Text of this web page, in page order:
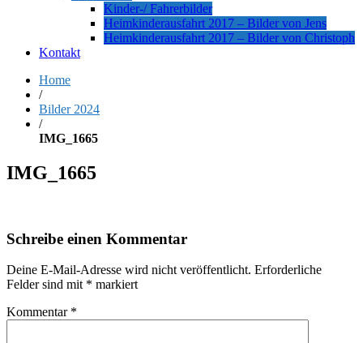
Kinder-/ Fahrerbilder
Heimkinderausfahrt 2017 – Bilder von Jens
Heimkinderausfahrt 2017 – Bilder von Christoph
Kontakt
Home
/
Bilder 2024
/
IMG_1665
IMG_1665
Schreibe einen Kommentar
Deine E-Mail-Adresse wird nicht veröffentlicht. Erforderliche
Felder sind mit * markiert
Kommentar *